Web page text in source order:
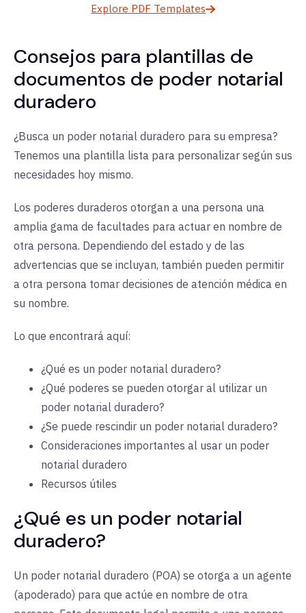
Explore PDF Templates
Consejos para plantillas de
documentos de poder notarial
duradero
¿Busca un poder notarial duradero para su empresa?
Tenemos una plantilla lista para personalizar según sus
necesidades hoy mismo.
Los poderes duraderos otorgan a una persona una
amplia gama de facultades para actuar en nombre de
otra persona. Dependiendo del estado y de las
advertencias que se incluyan, también pueden permitir
a otra persona tomar decisiones de atención médica en
su nombre.
Lo que encontrará aquí:
¿Qué es un poder notarial duradero?
¿Qué poderes se pueden otorgar al utilizar un
poder notarial duradero?
¿Se puede rescindir un poder notarial duradero?
Consideraciones importantes al usar un poder
notarial duradero
Recursos útiles
¿Qué es un poder notarial
duradero?
Un poder notarial duradero (POA) se otorga a un agente
(apoderado) para que actúe en nombre de otra